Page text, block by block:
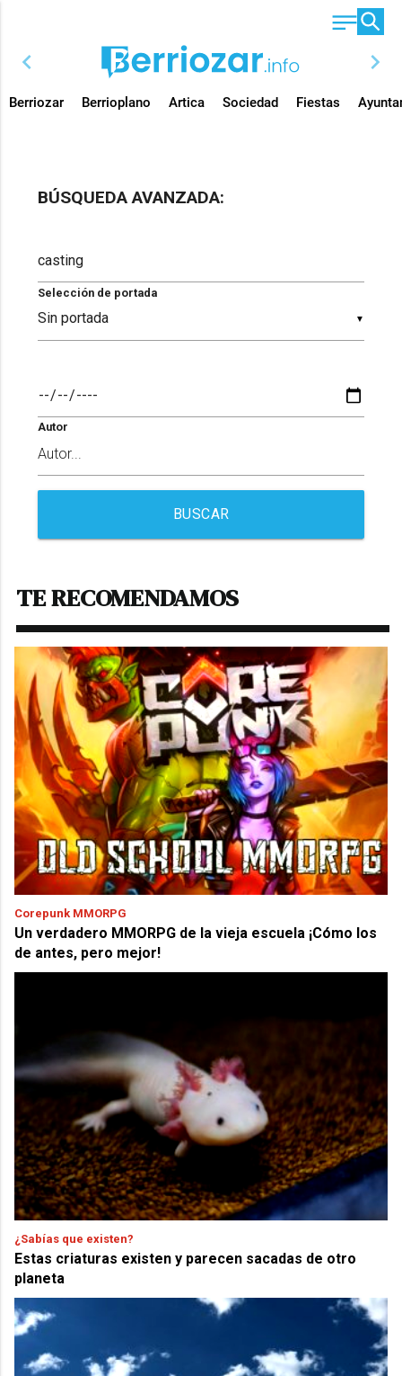
chevron_left chevron_right
Berriozar Berrioplano Artica Sociedad Fiestas
BÚSQUEDA AVANZADA:
▼
Selección de portada
Autor
BUSCAR
TE RECOMENDAMOS
Corepunk MMORPG
Un verdadero MMORPG de la vieja escuela ¡Cómo los
de antes, pero mejor!
¿Sabías que existen?
Estas criaturas existen y parecen sacadas de otro
planeta